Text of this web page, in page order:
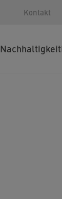
Kontakt
Nachhaltigkeit